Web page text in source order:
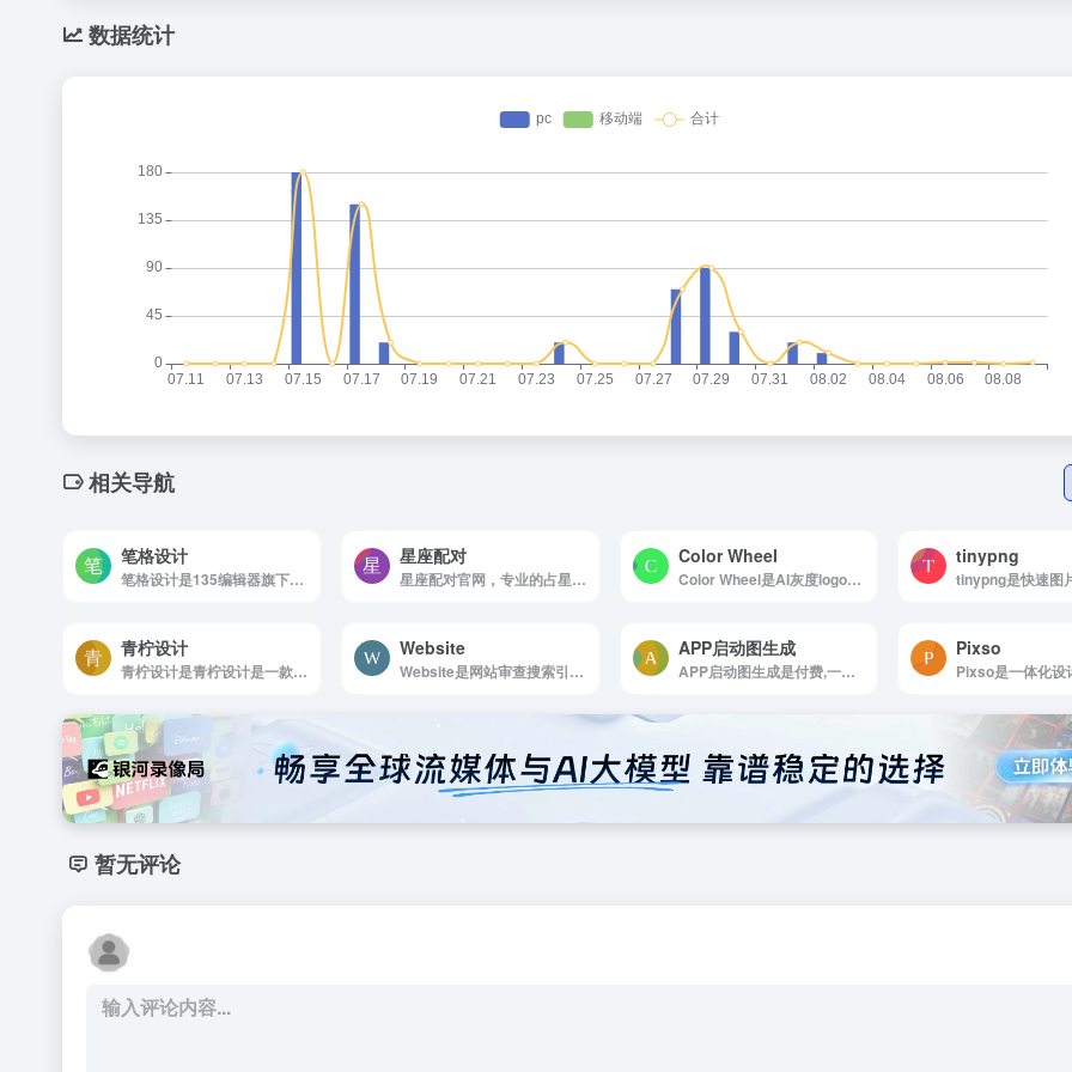
数据统计
相关导航
笔格设计
笔格设计是135编辑器旗下的一款功能强大，素材丰富的图片编辑在线网站
星座配对
星座配对官网，专业的占星学星座网，提供星座知识，星座个性分析，星座开运方法，星座运势，配对，查询以及心理测试，塔罗牌，先天命格，气运，生肖等星相运数相关内容。
Color Wheel
Color Wheel是AI灰度logo或插画上色工具
tinypng
tinypng是快速图
青柠设计
青柠设计是青柠设计是一款免费在线设计工具，模板素材众多，操作简单，为方便广大用户...
Website
Website是网站审查搜索引擎优化工具
APP启动图生成
APP启动图生成是付费,一键生成所有尺寸的应用图标/启动图
Pixso
暂无评论